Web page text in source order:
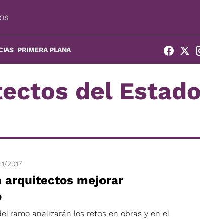
PRIMERA PLANA
del
2017
arquitectos mejorar
ramo analizarán los retos en obras y en el